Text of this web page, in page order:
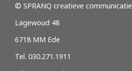
© SPRANQ creatieve communicatie
Lagewoud 48
6718 MM Ede
Tel. 030.271.1911